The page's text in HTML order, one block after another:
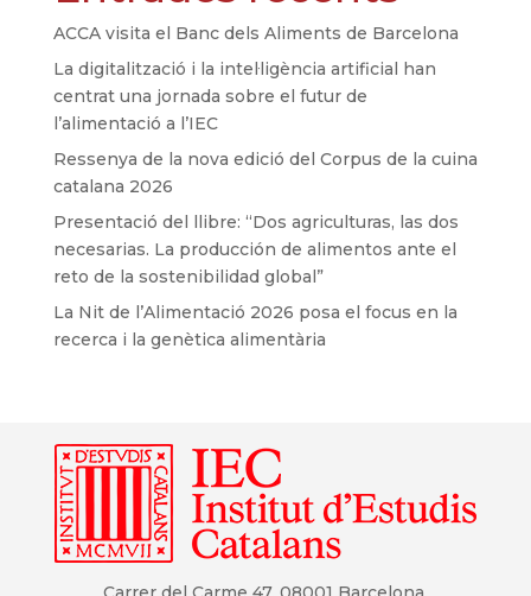
ACCA visita el Banc dels Aliments de Barcelona
La digitalització i la intel·ligència artificial han
centrat una jornada sobre el futur de
l’alimentació a l’IEC
Ressenya de la nova edició del Corpus de la cuina
catalana 2026
Presentació del llibre: “Dos agriculturas, las dos
necesarias. La producción de alimentos ante el
reto de la sostenibilidad global”
La Nit de l’Alimentació 2026 posa el focus en la
recerca i la genètica alimentària